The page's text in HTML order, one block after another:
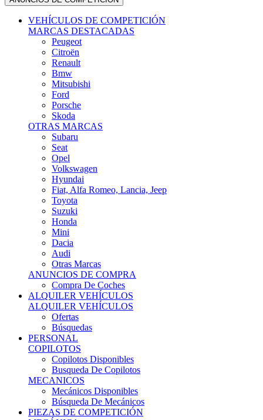
VEHÍCULOS DE COMPETICIÓN
MARCAS DESTACADAS
Peugeot
Citroën
Renault
Bmw
Mitsubishi
Ford
Porsche
Skoda
OTRAS MARCAS
Subaru
Seat
Opel
Volkswagen
Hyundai
Fiat, Alfa Romeo, Lancia, Jeep
Toyota
Suzuki
Honda
Mini
Dacia
Audi
Otras Marcas
ANUNCIOS DE COMPRA
Compra De Coches
ALQUILER VEHÍCULOS
ALQUILER VEHÍCULOS
Ofertas
Búsquedas
PERSONAL
COPILOTOS
Copilotos Disponibles
Busqueda De Copilotos
MECANICOS
Mecánicos Disponibles
Búsqueda De Mecánicos
PIEZAS DE COMPETICIÓN
MECÁNICA